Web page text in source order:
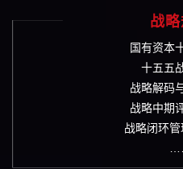
战略
国有资本
十五五
战略解码
战略中期
战略闭环